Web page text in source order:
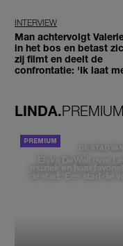
INTERVIEW
Man achtervolgt
in het bos en betast
zij filmt en deelt de
confrontatie: 'Ik laat
LINDA.PREMIUM
DE STAD VAN
Elske DeWall over
muziek en haar
de stad: 'Een stad die